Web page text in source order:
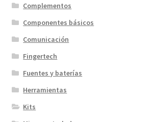
Complementos
Componentes básicos
Comunicación
Fingertech
Fuentes y baterías
Herramientas
Kits